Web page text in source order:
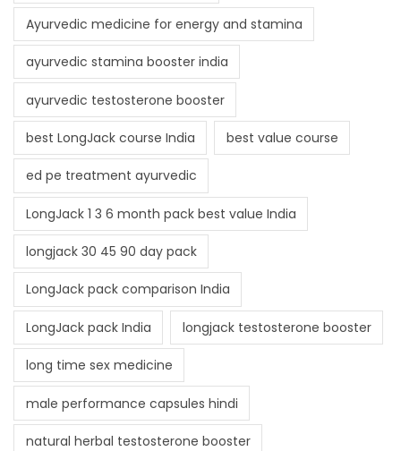
Ayurvedic medicine for energy and stamina
ayurvedic stamina booster india
ayurvedic testosterone booster
best LongJack course India best value course
ed pe treatment ayurvedic
LongJack 1 3 6 month pack best value India
longjack 30 45 90 day pack
LongJack pack comparison India
LongJack pack India longjack testosterone booster
long time sex medicine
male performance capsules hindi
natural herbal testosterone booster